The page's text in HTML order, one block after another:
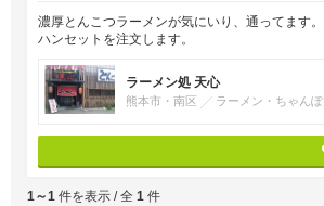
濃厚とんこつラーメンが気にいり、通ってます
ハンセットを注文します。
ラーメン処 天心
熊本市・南区 ラーメン・ちゃんぽ
1～1 件を表示 / 全 1 件